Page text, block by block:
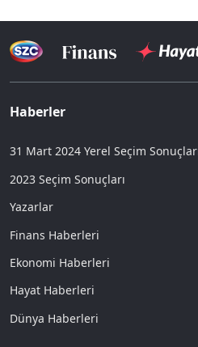
Haberler
31 Mart 2024 Yerel Seçim
2023 Seçim Sonuçları
Yazarlar
Finans Haberleri
Ekonomi Haberleri
Hayat Haberleri
Dünya Haberleri